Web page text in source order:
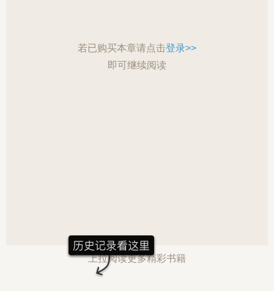
若已购买本章请点击登录>>
即可继续阅读
上拉阅读更多精彩书籍